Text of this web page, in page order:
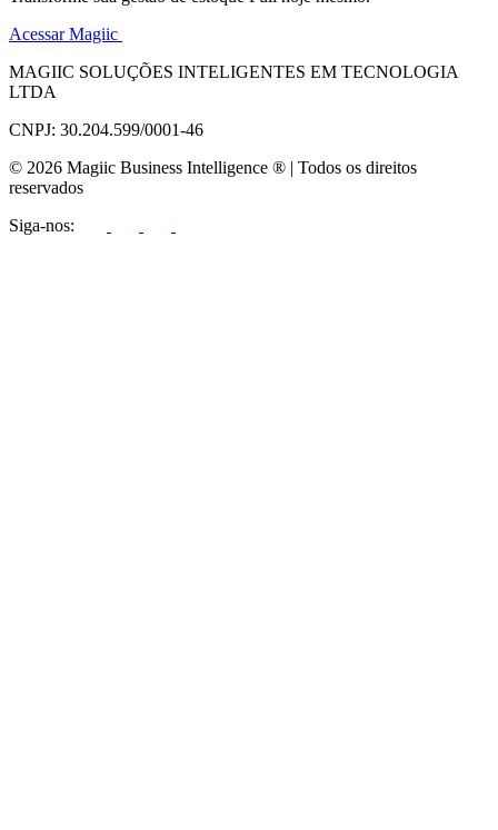
Acessar Magiic
MAGIIC SOLUÇÕES INTELIGENTES EM TECNOLOGIA
LTDA
CNPJ: 30.204.599/0001-46
© 2026 Magiic Business Intelligence ® | Todos os direitos
reservados
Siga-nos: